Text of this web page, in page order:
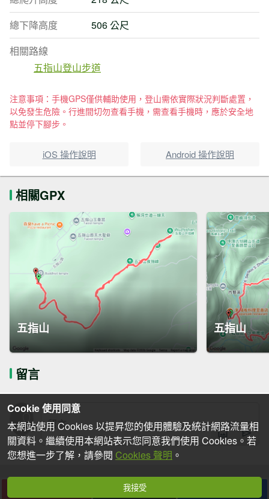
總下降高度
506 公尺
相關路線
五指山登山步道
注意事項：手機GPS僅供輔助使用，登山需依實際狀況判斷處置，
以免發生危險。行進間切勿查看手機，需查看手機時，應於安全地
點並停下腳步。
iOS 操作說明 Android 操作說明
相關GPX
五指山 五指山
留言
下載
Cookie 使用同意
本網站使用 Cookies 以提昇您的使用體驗及統計網路流量相
關資料。繼續使用本網站表示您同意我們使用 Cookies。若
您想進一步了解，請參閱 Cookies 聲明 。
我接受